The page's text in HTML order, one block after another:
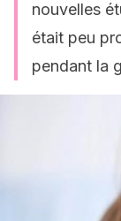
nouvelles
était peu
pendant la